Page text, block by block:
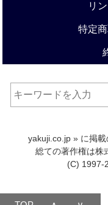
リ
特定
yakuji.co.jp » に掲
総ての著作権は株
(C) 1997-